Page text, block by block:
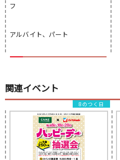
フ
アルバイト、パート
関連イベント
8のつく日